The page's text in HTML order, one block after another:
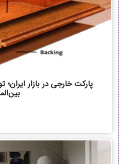
پارکت خارجی در بازار ایران؛